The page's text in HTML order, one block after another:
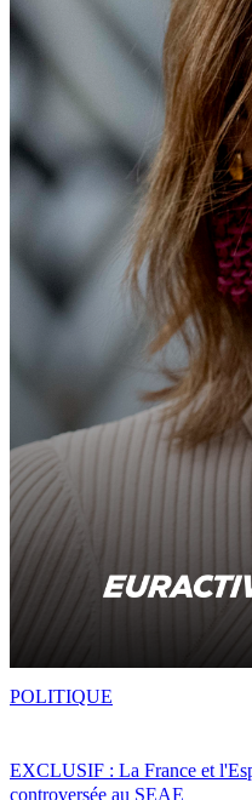
EXCLUSIF : La France et
controversée au SEAE
POLITIQUE